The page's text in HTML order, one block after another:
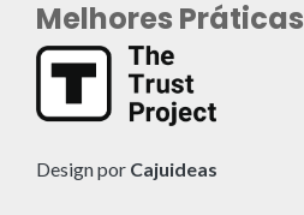
Melhores Práticas
Design por Cajuideas